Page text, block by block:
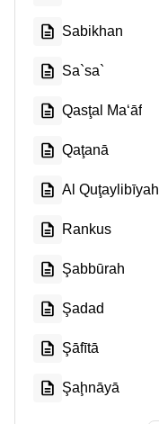
Sabikhan
Sa`sa`
Qasţal Ma‘āf
Qaţanā
Al Quţaylibīyah
Rankus
Şabbūrah
Şadad
Şāfītā
Şaḩnāyā